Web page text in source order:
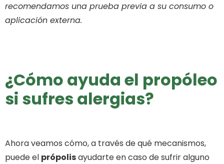
recomendamos una prueba previa a su consumo o
aplicación externa.
¿Cómo ayuda el propóleo
si sufres alergias?
Ahora veamos cómo, a través de qué mecanismos,
puede el própolisayudarte en caso de sufrir alguno